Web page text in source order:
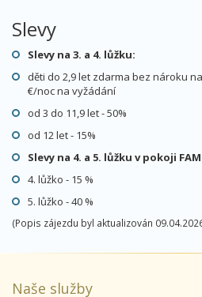
30.01. - 06.02.27
sobota - sobota
22 900 Kč cena za 8 dní (7
únor 2027
30 600 Kč cena za 8 dní (7
Slevy
Slevy na 3. a 4. lůžku:
děti do 2,9 let zdarma bez nároku
€/noc na vyžádání
od 3 do 11,9 let - 50%
od 12 let - 15%
Slevy na 4. a 5. lůžku v pokoji
4. lůžko - 15 %
5. lůžko - 40 %
(Popis zájezdu byl aktualizován
Naše služby